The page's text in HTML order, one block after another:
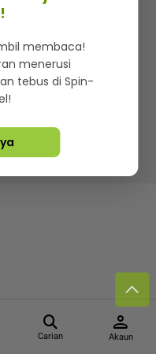
Carian
person
Akaun
Dasar Privasi
viral dan sensasi
Media Group Berhad
membaca!
menerusi
tebus di Spin-